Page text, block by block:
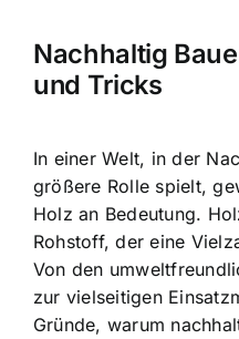
Nachhaltig
und Tricks
In einer Welt, in der
größere Rolle spielt,
Holz an Bedeutung.
Rohstoff, der eine
Von den
zur vielseitigen
Gründe, warum